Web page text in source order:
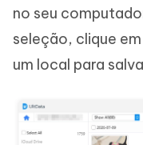
no seu
seleção, clique
um local para